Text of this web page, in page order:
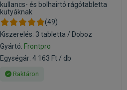
kullancs- és bolhairtó rágótabletta
kutyáknak
(49)
Kiszerelés: 3 tabletta / Doboz
Gyártó: Frontpro
Egységár: 4 163 Ft / db
Raktáron